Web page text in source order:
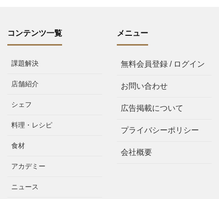
コンテンツ一覧
課題解決
店舗紹介
シェフ
料理・レシピ
食材
アカデミー
ニュース
メニュー
無料会員登録 / ログイン
お問い合わせ
広告掲載について
プライバシーポリシー
会社概要